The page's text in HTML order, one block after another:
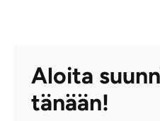
Aloita
tänään!